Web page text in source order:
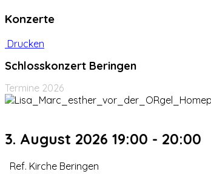
Konzerte
Drucken
Schlosskonzert Beringen
Termine 2026
3. August 2026 19:00 - 20:00
Ref. Kirche Beringen